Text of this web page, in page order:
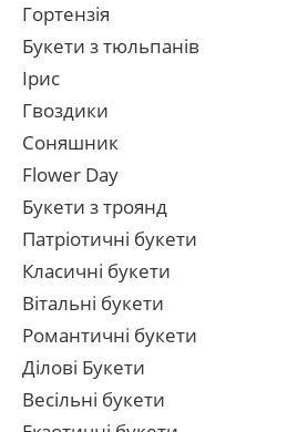
Гортензія
Букети з тюльпанів
Ірис
Гвоздики
Соняшник
Flower Day
Букети з троянд
Патріотичні букети
Класичні букети
Вітальні букети
Романтичні букети
Ділові Букети
Весільні букети